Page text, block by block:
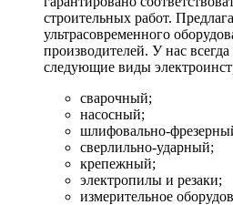
строительных работ.
ультрасовременного
производителей. У нас
следующие виды
сварочный;
насосный;
шлифовально-
сверлильно-ударный;
крепежный;
электропилы и резаки;
измерительное